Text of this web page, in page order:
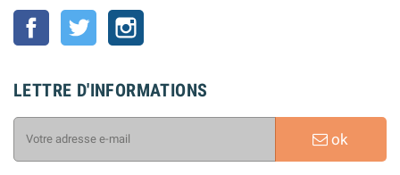
Facebook Twitter
LETTRE D'INFORMATIONS
ok